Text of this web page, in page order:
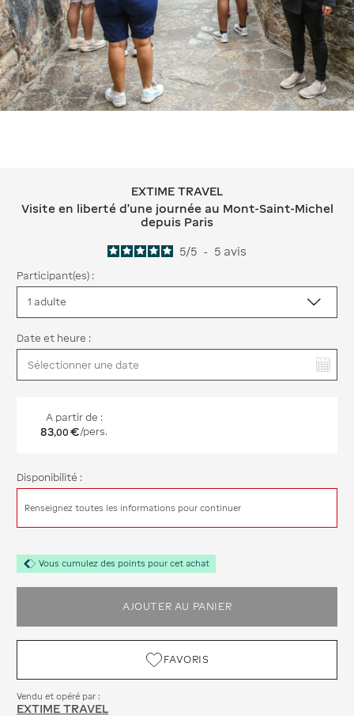
EXTIME TRAVEL Visite en liberté
EXTIME TRAVEL
Visite en liberté d'une journée au Mont-Saint-Michel
depuis Paris
5/5 - 5 avis
Participant(es) :
Date et heure :
A partir de :
83,00 €/pers.
Disponibilité :
Renseignez toutes les informations pour continuer
Vous cumulez des points pour cet achat
AJOUTER AU PANIER
FAVORIS
Vendu et opéré par :
EXTIME TRAVEL